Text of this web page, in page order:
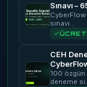
Sınavı –
sınavı…
CEH
100
deneme